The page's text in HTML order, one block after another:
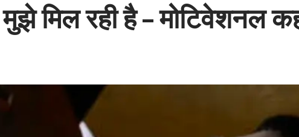
मिल रही है – मोटिवेशनल